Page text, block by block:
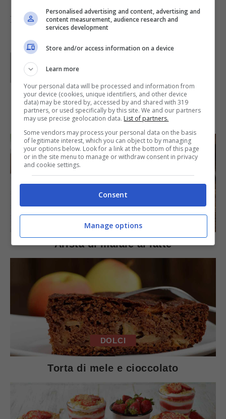
Foto di jules
IN PRIMO PIANO
SECONDI PIATTI
Arista di maiale al latte
DOLCI
Torta di mele e cioccolato
Personalised advertising and content, advertising and
content measurement, audience research and
services development
Store and/or access information on a device
Learn more
Your personal data will be processed and information from
your device (cookies, unique identifiers, and other device
data) may be stored by, accessed by and shared with 319
partners, or used specifically by this site. We and our partners
may use precise geolocation data. List of partners.
Some vendors may process your personal data on the basis
of legitimate interest, which you can object to by managing
your options below. Look for a link at the bottom of this page
or in the site menu to manage or withdraw consent in privacy
and cookie settings.
Consent
Manage options